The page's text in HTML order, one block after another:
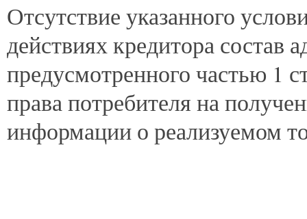
Отсутствие указанного
действиях кредитора состав
предусмотренного частью
права потребителя на
информации о реализуемом